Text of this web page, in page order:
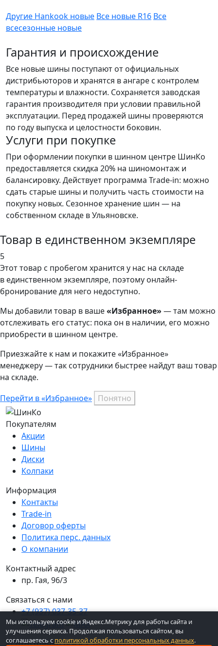
Другие Hankook новые Все новые R16 Все
всесезонные новые
Гарантия и происхождение
Все новые шины поступают от официальных
дистрибьюторов и хранятся в ангаре с контролем
температуры и влажности. Сохраняется заводская
гарантия производителя при условии правильной
эксплуатации. Перед продажей шины проверяются
по году выпуска и целостности боковин.
Услуги при покупке
При оформлении покупки в шинном центре ШинКо
предоставляется скидка 20% на шиномонтаж и
балансировку. Действует программа Trade-in: можно
сдать старые шины и получить часть стоимости на
покупку новых. Сезонное хранение шин — на
собственном складе в Ульяновске.
Товар в единственном экземпляре
5
Этот товар с пробегом хранится у нас на складе
в единственном экземпляре, поэтому онлайн-
бронирование для него недоступно.
Мы добавили товар в ваше«Избранное» — там можно
отслеживать его статус: пока он в наличии, его можно
приобрести в шинном центре.
Приезжайте к нам и покажите «Избранное»
менеджеру — так сотрудники быстрее найдут ваш товар
на складе.
Перейти в «Избранное» Понятно
Покупателям
Акции
Шины
Диски
Колпаки
Информация
Контакты
Trade-in
Договор оферты
Политика перс. данных
О компании
Контактный адрес
пр. Гая, 96/3
Связаться с нами
+7 (937) 037-35-37
© 2026 ШинКо Всё в 1. Все права защищены.
Мы используем cookie и Яндекс.Метрику для работы сайта и
улучшения сервиса. Продолжая пользоваться сайтом, вы
соглашаетесь с политикой обработки персональных данных.